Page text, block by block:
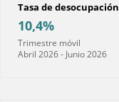
Tasa de desocupación
10,4%
Trimestre móvil
Abril 2026 - Junio 2026